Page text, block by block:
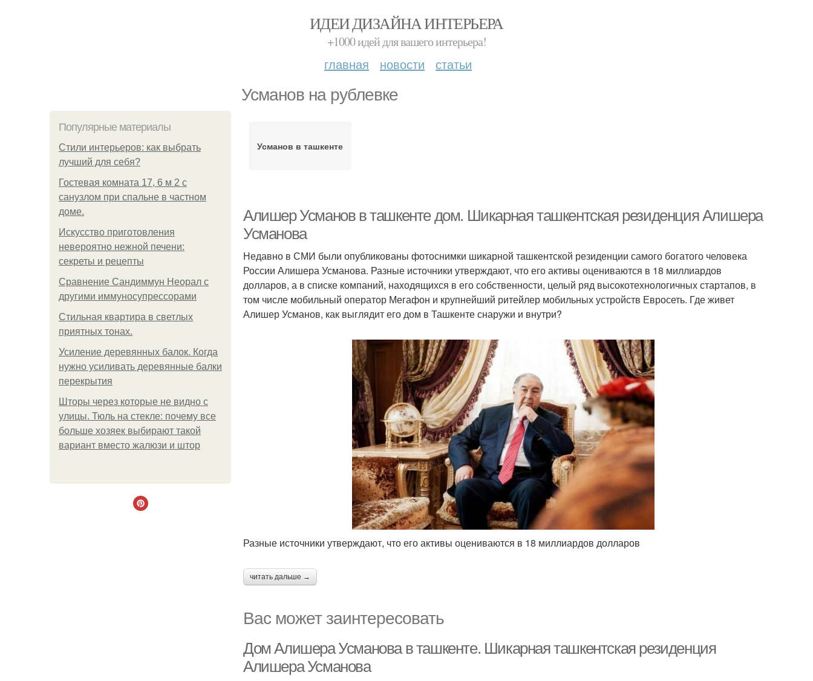
ИДЕИ ДИЗАЙНА ИНТЕРЬЕРА
+1000 идей для вашего интерьера!
главная новости статьи
Усманов на рублевке
Популярные материалы
Стили интерьеров: как выбрать
лучший для себя?
Гостевая комната 17, 6 м 2 с
санузлом при спальне в частном
доме.
Искусство приготовления
невероятно нежной печени:
секреты и рецепты
Сравнение Сандиммун Неорал с
другими иммуносупрессорами
Стильная квартира в светлых
приятных тонах.
Усиление деревянных балок. Когда
нужно усиливать деревянные балки
перекрытия
Шторы через которые не видно с
улицы. Тюль на стекле: почему все
больше хозяек выбирают такой
вариант вместо жалюзи и штор
Усманов в ташкенте
Алишер Усманов в ташкенте дом. Шикарная ташкентская резиденция Алишера
Усманова
Недавно в СМИ были опубликованы фотоснимки шикарной ташкентской резиденции самого богатого человека
России Алишера Усманова. Разные источники утверждают, что его активы оцениваются в 18 миллиардов
долларов, а в списке компаний, находящихся в его собственности, целый ряд высокотехнологичных стартапов, в
том числе мобильный оператор Мегафон и крупнейший ритейлер мобильных устройств Евросеть. Где живет
Алишер Усманов, как выглядит его дом в Ташкенте снаружи и внутри?
Разные источники утверждают, что его активы оцениваются в 18 миллиардов долларов
читать дальше →
Вас может заинтересовать
Дом Алишера Усманова в ташкенте. Шикарная ташкентская резиденция
Алишера Усманова